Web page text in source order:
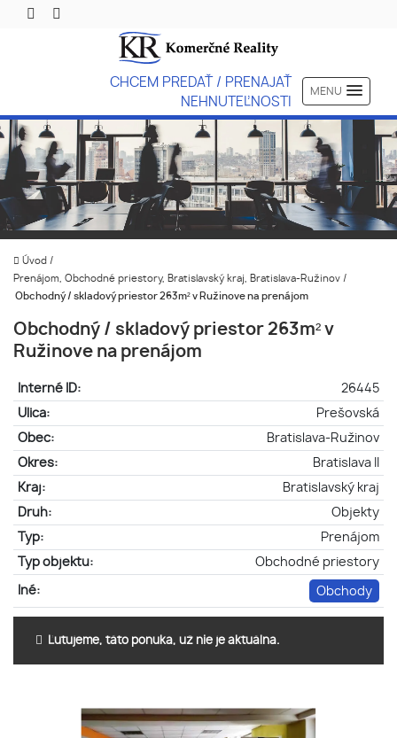
CHCEM PREDAŤ / PRENAJAŤ
NEHNUTEĽNOSTI
MENU
Úvod /
Prenájom, Obchodné priestory, Bratislavský kraj, Bratislava-Ružinov /
Obchodný / skladový priestor 263m² v Ružinove na prenájom
Obchodný / skladový priestor 263m² v
Ružinove na prenájom
Interné ID:
26445
Ulica:
Prešovská
Obec:
Bratislava-Ružinov
Okres:
Bratislava II
Kraj:
Bratislavský kraj
Druh:
Objekty
Typ:
Prenájom
Typ objektu:
Obchodné priestory
Iné: Obchody
Ľutujeme, táto ponuka, už nie je aktuálna.